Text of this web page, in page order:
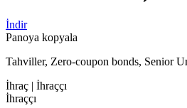
İndir
Panoya kopyala
Tahviller, Zero-coupon bonds, Senior
İhraç | İhraççı
İhraççı